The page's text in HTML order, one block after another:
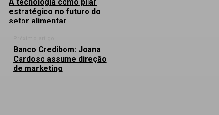
A tecnologia como pilar
estratégico no futuro do
setor alimentar
Banco Credibom: Joana
Cardoso assume direção
de marketing